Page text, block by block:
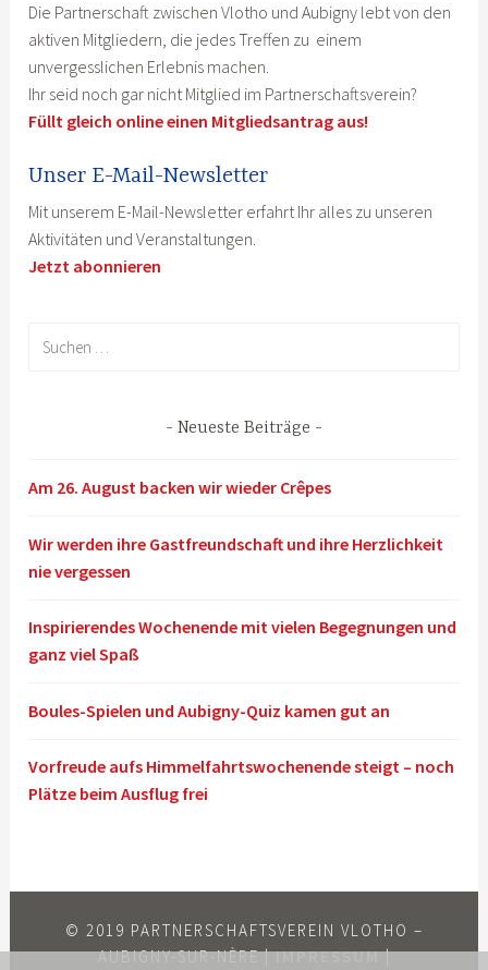
Die Partnerschaft zwischen Vlotho und Aubigny lebt von den
aktiven Mitgliedern, die jedes Treffen zu einem
unvergesslichen Erlebnis machen.
Ihr seid noch gar nicht Mitglied im Partnerschaftsverein?
Füllt gleich online einen Mitgliedsantrag aus!
Unser E-Mail-Newsletter
Mit unserem E-Mail-Newsletter erfahrt Ihr alles zu unseren
Aktivitäten und Veranstaltungen.
Jetzt abonnieren
Neueste Beiträge
Am 26. August backen wir wieder Crêpes
Wir werden ihre Gastfreundschaft und ihre Herzlichkeit
nie vergessen
Inspirierendes Wochenende mit vielen Begegnungen und
ganz viel Spaß
Boules-Spielen und Aubigny-Quiz kamen gut an
Vorfreude aufs Himmelfahrtswochenende steigt – noch
Plätze beim Ausflug frei
© 2019 PARTNERSCHAFTSVEREIN VLOTHO –
AUBIGNY-SUR-NÈRE |IMPRESSUM|